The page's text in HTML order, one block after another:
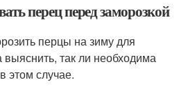
перец перед заморозкой
перцы на зиму для
так ли необходима
этом случае.